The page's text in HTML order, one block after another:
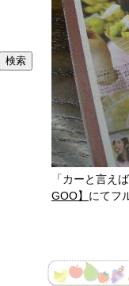
「カーと言え
GOO】 にてフ